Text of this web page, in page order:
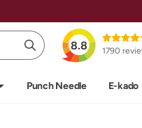
8.8 1790
Punch Needle E-kado